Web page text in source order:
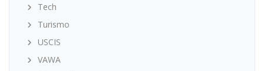
Tech
Turismo
USCIS
VAWA